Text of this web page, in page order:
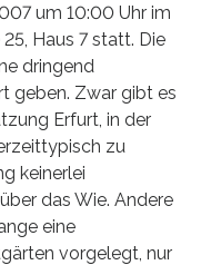
um 10:00 Uhr im
Haus 7 statt. Die
dringend
geben. Zwar gibt es
Erfurt, in der
zu
keinerlei
das Wie. Andere
eine
vorgelegt, nur